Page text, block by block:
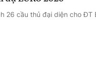
26 cầu thủ đại diện cho ĐT